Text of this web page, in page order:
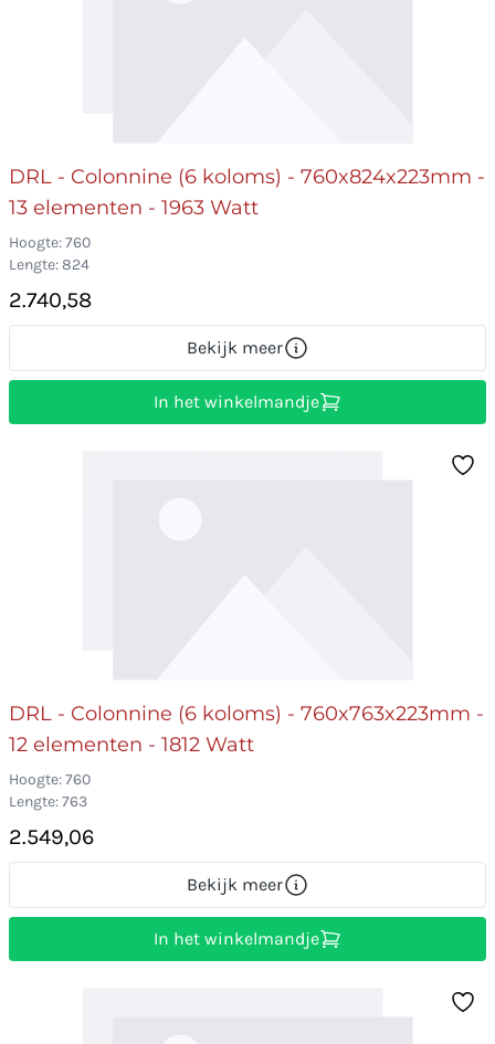
DRL - Colonnine (6 koloms) - 760x824x223mm -
13 elementen - 1963 Watt
Hoogte: 760
Lengte: 824
2.740,58
Bekijk meer
In het winkelmandje
DRL - Colonnine (6 koloms) - 760x763x223mm -
12 elementen - 1812 Watt
Hoogte: 760
Lengte: 763
2.549,06
Bekijk meer
In het winkelmandje